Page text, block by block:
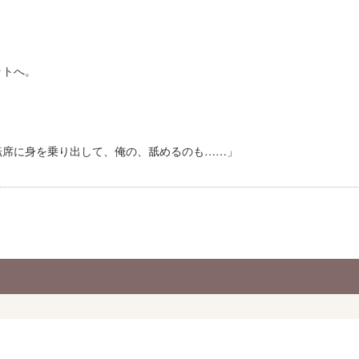
へ。
に身を乗り出して、俺の、舐めるのも……」